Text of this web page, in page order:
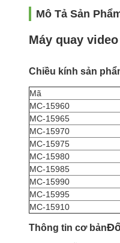
Mô Tả Sản
Máy quay
Chiều kính sản
Mã
MC-15960
MC-15965
MC-15970
MC-15975
MC-15980
MC-15985
MC-15990
MC-15995
MC-15910
Thông tin cơ bản